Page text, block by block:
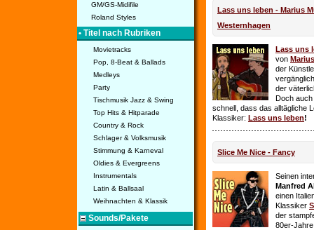
GM/GS-Midifile
Roland Styles
• Titel nach Rubriken
Movietracks
Pop, 8-Beat & Ballads
Medleys
Party
Tischmusik Jazz & Swing
Top Hits & Hitparade
Country & Rock
Schlager & Volksmusik
Stimmung & Karneval
Oldies & Evergreens
Instrumentals
Latin & Ballsaal
Weihnachten & Klassik
Sounds/Pakete
Lass uns leben - Marius
Westernhagen
Lass uns
von
der
der
Doch auch
schnell, dass das alltägliche
Klassiker: Lass uns leben!
Slice Me Nice - Fancy
Seinen
Manfred
einen
Klassiker
der
80er-